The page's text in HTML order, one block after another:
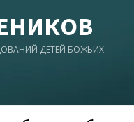
ДЕТЕЙ БОЖЬИХ